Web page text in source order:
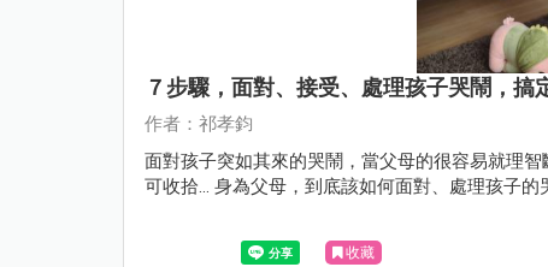
７步驟，面對、接受、處理孩子哭鬧，搞
作者：祁孝鈞
面對孩子突如其來的哭鬧，當父母的很容易就理
可收拾... 身為父母，到底該如何面對、處理孩子
收藏